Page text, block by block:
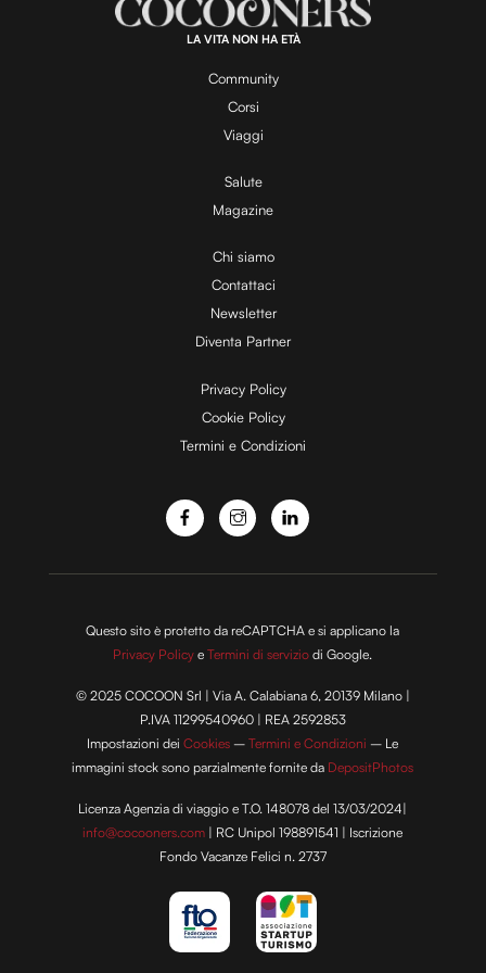
y
V
i
d
e
o
1
0
0
.
0
LA VITA NON HA ETÀ
Community
Corsi
Viaggi
Salute
Magazine
Chi siamo
Contattaci
Newsletter
Diventa Partner
Privacy Policy
Cookie Policy
Termini e Condizioni
Questo sito è protetto da reCAPTCHA e si applicano la
Privacy Policy eTermini di servizio di Google.
© 2025 COCOON Srl | Via A. Calabiana 6, 20139 Milano |
P.IVA 11299540960 | REA 2592853
Impostazioni deiCookies –Termini e Condizioni – Le
immagini stock sono parzialmente fornite da DepositPhotos
Licenza Agenzia di viaggio e T.O. 148078 del 13/03/2024|
info@cocooners.com | RC Unipol 198891541 | Iscrizione
Fondo Vacanze Felici n. 2737